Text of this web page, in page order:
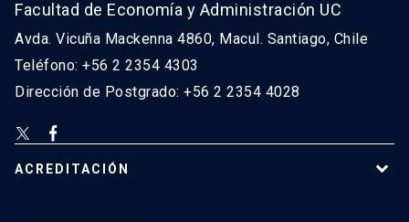
Facultad de Economía y Administración UC
Avda. Vicuña Mackenna 4860, Macul. Santiago, Chile
Teléfono: +56 2 2354 4303
Dirección de Postgrado: +56 2 2354 4028
ACREDITACIÓN